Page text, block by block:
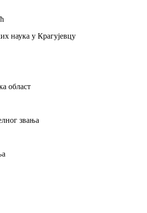
наука у Крагујевцу
област
звања